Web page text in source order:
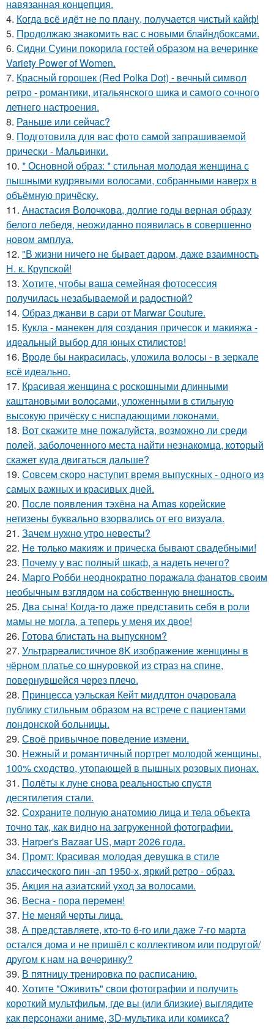
навязанная концепция.
4. Когда всё идёт не по плану, получается чистый кайф!
5. Продолжаю знакомить вас с новыми блайндбоксами.
6. Сидни Суини покорила гостей образом на вечеринке
Variety Power of Women.
7. Красный горошек (Red Polka Dot) - вечный символ
ретро - романтики, итальянского шика и самого сочного
летнего настроения.
8. Раньше или сейчас?
9. Подготовила для вас фото самой запрашиваемой
прически - Мальвинки.
10. * Основной образ: * стильная молодая женщина с
пышными кудрявыми волосами, собранными наверх в
объёмную причёску.
11. Анастасия Волочкова, долгие годы верная образу
белого лебедя, неожиданно появилась в совершенно
новом амплуа.
12. "В жизни ничего не бывает даром, даже взаимность
Н. к. Крупской!
13. Хотите, чтобы ваша семейная фотосессия
получилась незабываемой и радостной?
14. Образ джанви в сари от Marwar Couture.
15. Кукла - манекен для создания причесок и макияжа -
идеальный выбор для юных стилистов!
16. Вроде бы накрасилась, уложила волосы - в зеркале
всё идеально.
17. Красивая женщина с роскошными длинными
каштановыми волосами, уложенными в стильную
высокую причёску с ниспадающими локонами.
18. Вот скажите мне пожалуйста, возможно ли среди
полей, заболоченного места найти незнакомца, который
скажет куда двигаться дальше?
19. Совсем скоро наступит время выпускных - одного из
самых важных и красивых дней.
20. После появления тэхёна на Amas корейские
нетизены буквально взорвались от его визуала.
21. Зачем нужно утро невесты?
22. He только макияж и прическа бывают свадебными!
23. Почему у вас полный шкаф, а надеть нечего?
24. Марго Робби неоднократно поражала фанатов своим
необычным взглядом на собственную внешность.
25. Два сына! Когда-то даже представить себя в роли
мамы не могла, а теперь у меня их двое!
26. Готова блистать на выпускном?
27. Ультрареалистичное 8K изображение женщины в
чёрном платье со шнуровкой из страз на спине,
повернувшейся через плечо.
28. Принцесса уэльская Кейт миддлтон очаровала
публику стильным образом на встрече с пациентами
лондонской больницы.
29. Своё привычное поведение измени.
30. Нежный и романтичный портрет молодой женщины,
100% сходство, утопающей в пышных розовых пионах.
31. Полёты к луне снова реальностью спустя
десятилетия стали.
32. Сохраните полную анатомию лица и тела объекта
точно так, как видно на загруженной фотографии.
33. Harper's Bazaar US, март 2026 года.
34. Промт: Красивая молодая девушка в стиле
классического пин -ап 1950-х, яркий ретро - образ.
35. Акция на азиатский уход за волосами.
36. Весна - пора перемен!
37. Не меняй черты лица.
38. А представляете, кто-то 6-го или даже 7-го марта
остался дома и не пришёл с коллективом или подругой/
другом к нам на вечеринку?
39. В пятницу тренировка по расписанию.
40. Хотите "Оживить" свои фотографии и получить
короткий мультфильм, где вы (или близкие) выглядите
как персонажи аниме, 3D-мультика или комикса?